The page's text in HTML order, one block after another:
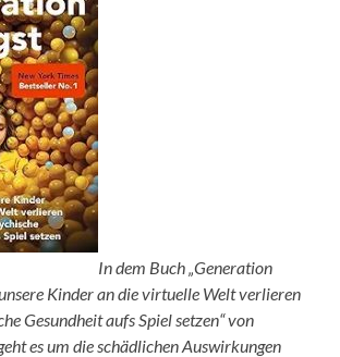
In dem Buch „Generation
Kinder an die virtuelle Welt verlieren
Gesundheit aufs Spiel setzen“ von
es um die schädlichen Auswirkungen